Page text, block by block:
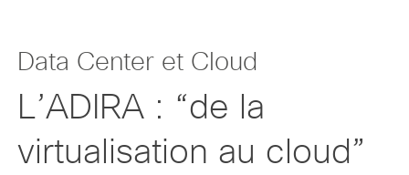
Data Center et Cloud
L’ADIRA : “de la
virtualisation au cloud”